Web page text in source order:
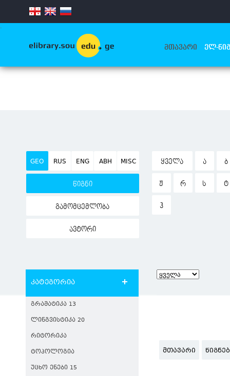
.
ᲛᲗᲐᲕᲐᲠᲘ ᲔᲚ-
GEO RUS ENG ABH MISC
წიგნი
გამომცემლობა
ავტორი
ᲧᲕᲔᲚᲐ Ა Ბ
Ჟ Რ Ს Ტ
Ჰ
კატეგორია
ᲒᲠᲐᲛᲐᲢᲘᲙᲐ 13
ᲚᲘᲜᲒᲕᲘᲡᲢᲘᲙᲐ 20
ᲠᲘᲢᲝᲠᲘᲙᲐ
ᲢᲝᲞᲝᲚᲝᲒᲘᲐ
ᲣᲪᲮᲝ ᲔᲜᲔᲑᲘ 15
ᲛᲗᲐᲕᲐᲠᲘ